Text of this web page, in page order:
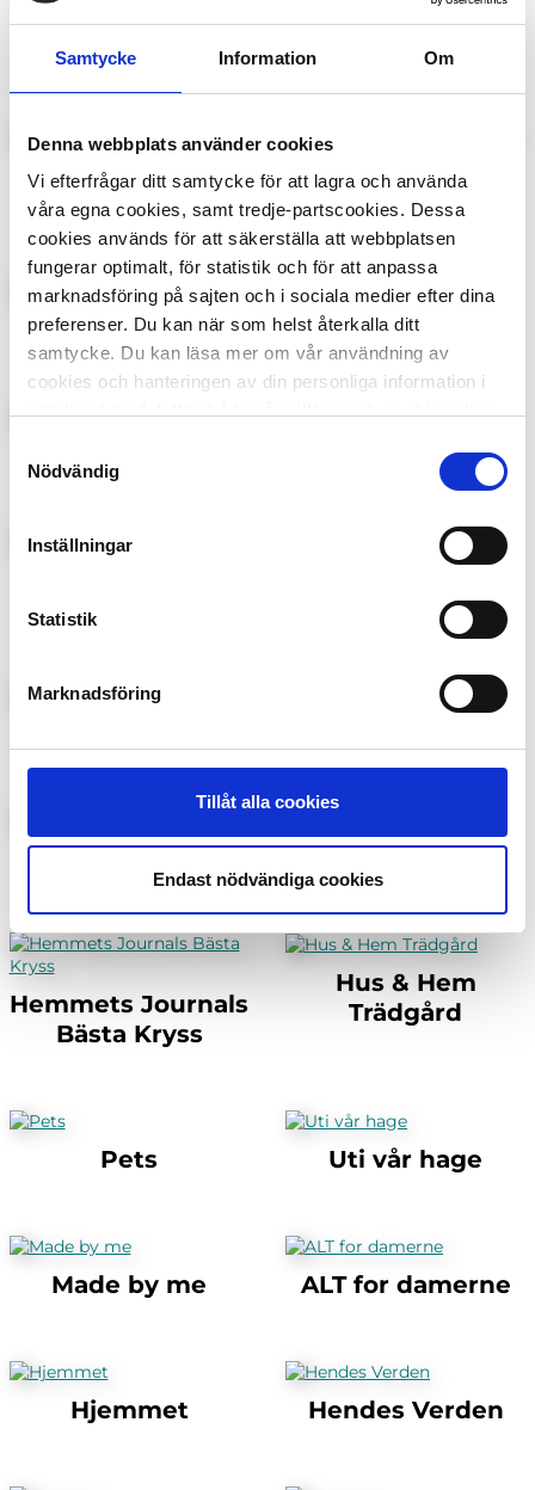
Samtycke Information Om
Denna webbplats använder cookies
Vi efterfrågar ditt samtycke för att lagra och använda
våra egna cookies, samt tredje-partscookies. Dessa
cookies används för att säkerställa att webbplatsen
fungerar optimalt, för statistik och för att anpassa
marknadsföring på sajten och i sociala medier efter dina
preferenser. Du kan när som helst återkalla ditt
samtycke. Du kan läsa mer om vår användning av
cookies och hanteringen av din personliga information i
Nödvändig
Inställningar
Statistik
Marknadsföring
Tillåt alla cookies
Endast nödvändiga cookies
Robot Special:
Pokémon
Wheels Magazine
King
Lasse-Majas
Detektivbyrå
Power Magazine Frost
Special
Glutenfri Matlust GOAL
Hemmets Journals
Bästa Kryss
Hus & Hem
Trädgård
Pets Uti vår hage
Made by me ALT for damerne
Hjemmet Hendes Verden